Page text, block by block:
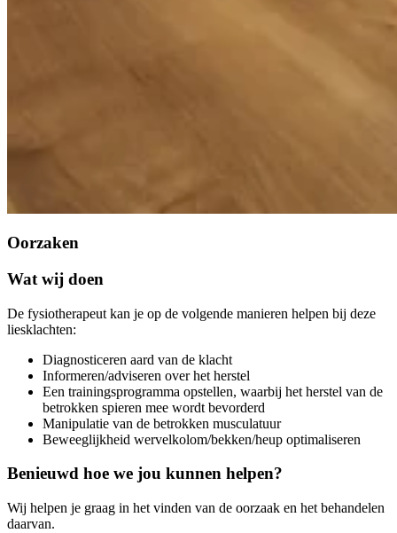
Oorzaken
Wat wij doen
De fysiotherapeut kan je op de volgende manieren helpen bij deze
liesklachten:
Diagnosticeren aard van de klacht
Informeren/adviseren over het herstel
Een trainingsprogramma opstellen, waarbij het herstel van de
betrokken spieren mee wordt bevorderd
Manipulatie van de betrokken musculatuur
Beweeglijkheid wervelkolom/bekken/heup optimaliseren
Benieuwd hoe we jou kunnen helpen?
Wij helpen je graag in het vinden van de oorzaak en het behandelen
daarvan.